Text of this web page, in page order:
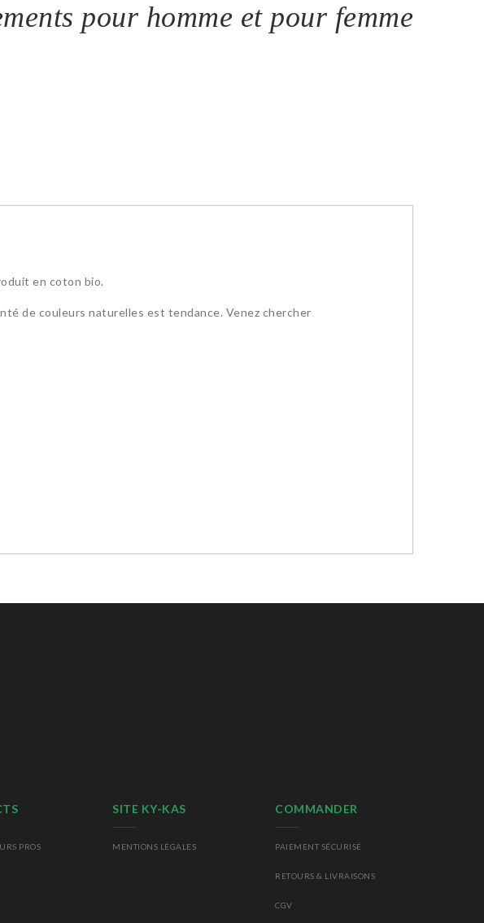
pour homme et pour femme
en coton bio.
de couleurs naturelles est tendance. Venez chercher
PROS
SITE KY-KAS
MENTIONS LÉGALES
COMMANDER
PAIEMENT SÉCURISÉ
RETOURS & LIVRAISONS
CGV